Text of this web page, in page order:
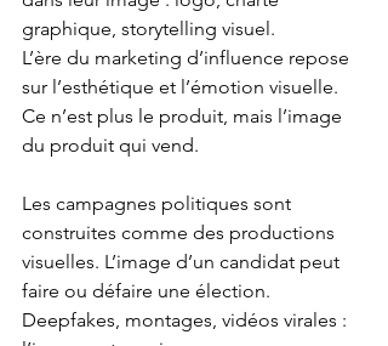
graphique, storytelling visuel.
L’ère du marketing d’influence repose
sur l’esthétique et l’émotion visuelle.
Ce n’est plus le produit, mais l’image
du produit qui vend.
Les campagnes politiques sont
construites comme des productions
visuelles. L’image d’un candidat peut
faire ou défaire une élection.
Deepfakes, montages, vidéos virales :